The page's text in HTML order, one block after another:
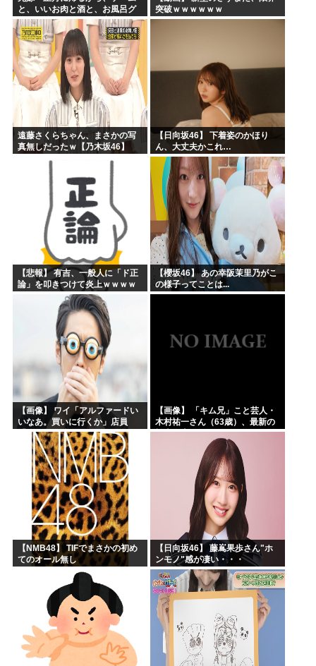
と、いいお肉と酒と、お風呂グ
ッズの準備しとけよ」寝起きの
私「知るかボケ」兄嫁「キィィ
ィィー！！！！」私「あ…」
突破ｗｗｗｗｗｗ
遠藤さくらちゃん、まさかの写
真無しだったｗ【乃木坂46】
【日向坂46】 下着姿のかほり
ん、大丈夫かこれ…
【悲報】 有吉、一般人に「ド正
論」を叩きつけて炎上ｗｗｗｗ
【櫻坂46】 あの幸阪茉里乃がこ
の様子ってことは...
【画像】 ワイ「アルファードい
いなあ。買いに行くか」店員
「ほいっ見積もりな！」ワイ
「金額おかしくね？」←お前ら
もそう思うよな？？？？？
【画像】 「キム兄」こと芸人・
木村祐一さん（63歳）、最新の
松本人志さんとのツーショット
が完全に別人だとネット騒然！
「マジで誰かわからん」...
【NMB48】 TIFでまさかの初め
てのオール無し
【日向坂46】 藤嶌果歩さん"ホ
ンモノ"感が凄い・・・